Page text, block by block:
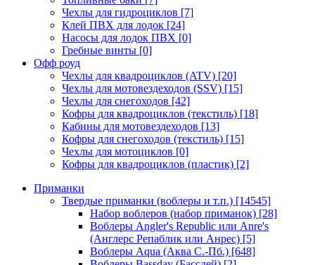
Чехлы для гидроциклов [7]
Клей ПВХ для лодок [24]
Насосы для лодок ПВХ [0]
Гребные винты [0]
Офф роуд
Чехлы для квадроциклов (ATV) [20]
Чехлы для мотовездеходов (SSV) [15]
Чехлы для снегоходов [42]
Кофры для квадроциклов (текстиль) [18]
Кабины для мотовездеходов [13]
Кофры для снегоходов (текстиль) [15]
Чехлы для мотоциклов [0]
Кофры для квадроциклов (пластик) [2]
Приманки
Твердые приманки (воблеры и т.п.) [14545]
Набор воблеров (набор приманок) [28]
Воблеры Angler's Republic или Anre's
(Англерс Репаблик или Анрес) [5]
Воблеры Aqua (Аква С.-Пб.) [648]